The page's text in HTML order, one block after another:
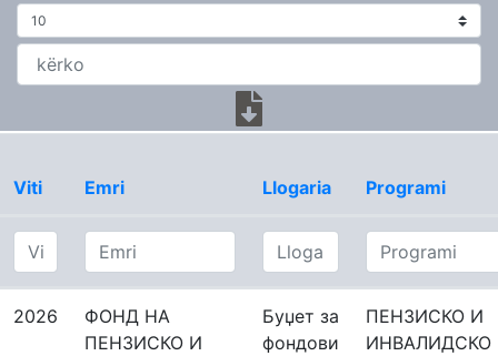
Viti Emri Llogaria Programi
2026
ФОНД НА
ПЕНЗИСКО И
Буџет за
фондови
ПЕНЗИСКО И
ИНВАЛИДСКО